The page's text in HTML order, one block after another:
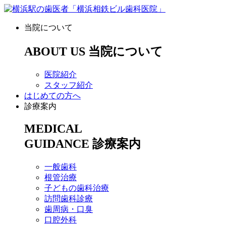
当院について
ABOUT US 当院について
医院紹介
スタッフ紹介
はじめての方へ
診療案内
MEDICAL
GUIDANCE 診療案内
一般歯科
根管治療
子どもの歯科治療
訪問歯科診療
歯周病・口臭
口腔外科